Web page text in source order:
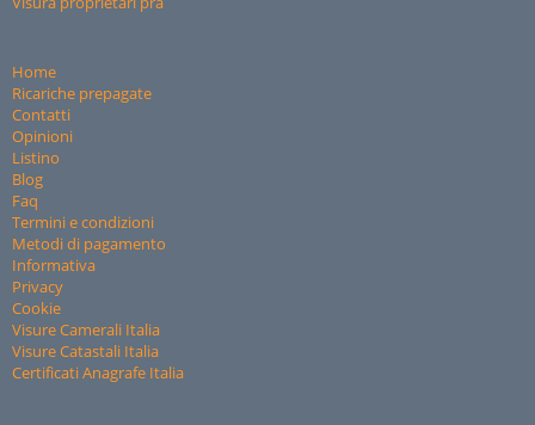
Home
Ricariche prepagate
Contatti
Opinioni
Listino
Blog
Faq
Termini e condizioni
Metodi di pagamento
Informativa
Privacy
Cookie
Visure Camerali Italia
Visure Catastali Italia
Certificati Anagrafe Italia